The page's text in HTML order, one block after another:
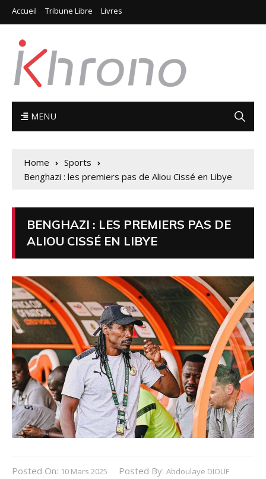
Accueil Tribune Libre Livres
MENU
Home
Sports
Benghazi : les premiers pas de Aliou Cissé en Libye
BENGHAZI : LES PREMIERS PAS DE
ALIOU CISSÉ EN LIBYE
Posted On: 10 Mars 2025 Posted By: Abdoulaye DIOUF